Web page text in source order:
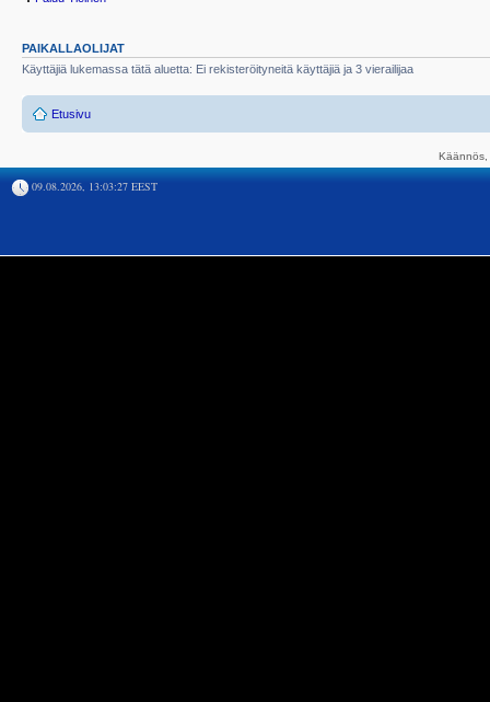
PAIKALLAOLIJAT
Käyttäjiä lukemassa tätä aluetta: Ei rekisteröityneitä käyttäjiä ja 3 vierailijaa
Etusivu
09.08.2026, 13:03:27 EEST